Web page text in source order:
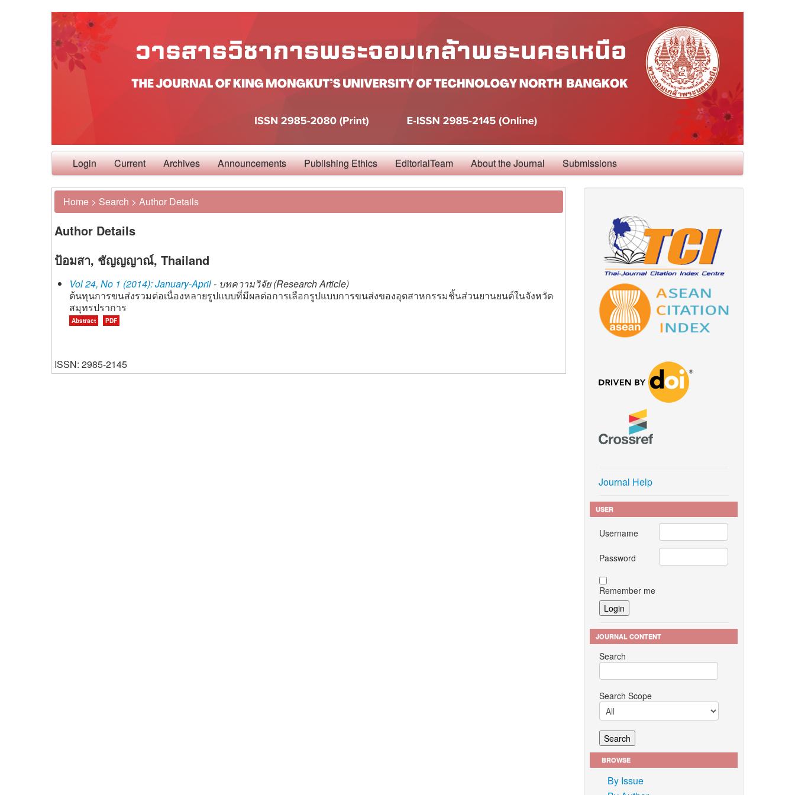
Login Current Archives Announcements Publishing Ethics EditorialTeam About the Journal Submissions
Home > Search > Author Details
Author Details
ป้อมสา, ชัญญญาณ์, Thailand
Vol 24, No 1 (2014): January-April- บทความวิจัย (Research Article)
ต้นทุนการขนส่งรวมต่อเนื่องหลายรูปแบบที่มีผลต่อการเลือกรูปแบบการขนส่งของอุตสาหกรรมชิ้นส่วนยานยนต์ในจังหวัด
สมุทรปราการ
Abstract PDF
ISSN: 2985-2145
Journal Help
USER
Username
Password
Remember me
JOURNAL CONTENT
Search
Search Scope
BROWSE
By Issue